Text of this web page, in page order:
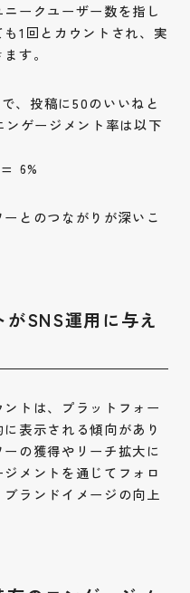
ークユーザー数を指し
1回とカウントされ、実
す。
、投稿に50のいいねと
ゲージメント率は以下
6%
とのつながりが深いこ
SNS運用に与え
トは、プラットフォー
表示される傾向があり
の獲得やリーチ拡大に
メントを通じてフォロ
ランドイメージの向上